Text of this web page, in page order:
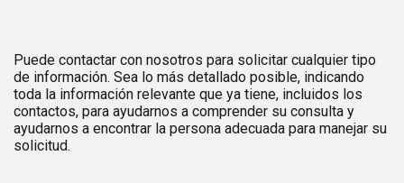
Puede contactar con nosotros para solicitar cualquier tipo
de información. Sea lo más detallado posible, indicando
toda la información relevante que ya tiene, incluidos los
contactos, para ayudarnos a comprender su consulta y
ayudarnos a encontrar la persona adecuada para manejar su
solicitud.